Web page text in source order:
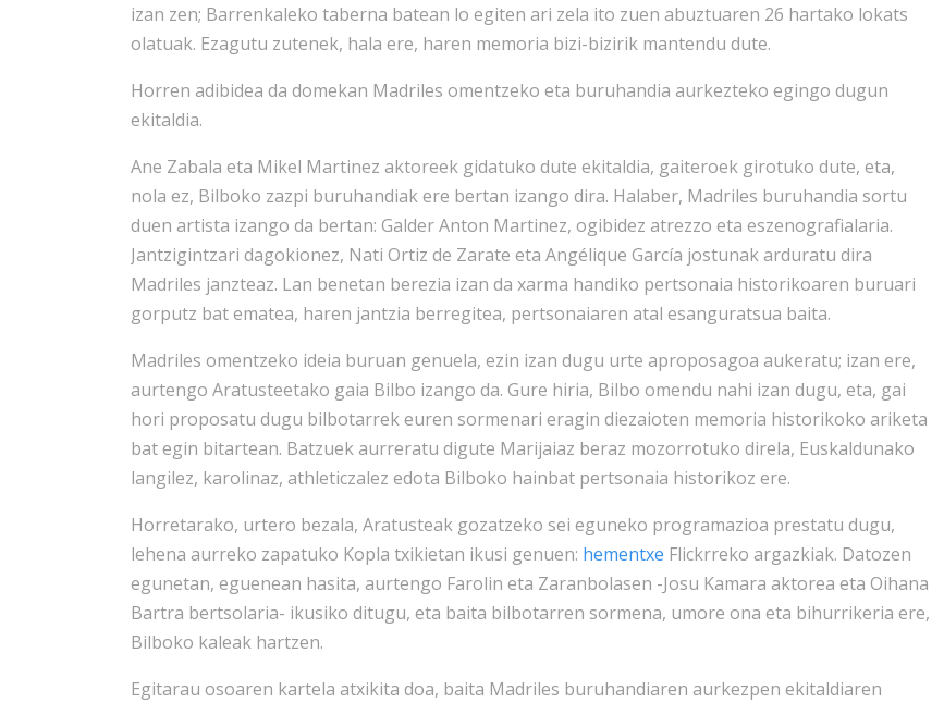
izan zen; Barrenkaleko taberna batean lo egiten ari zela ito zuen abuztuaren 26 hartako lokats
olatuak. Ezagutu zutenek, hala ere, haren memoria bizi-bizirik mantendu dute.
Horren adibidea da domekan Madriles omentzeko eta buruhandia aurkezteko egingo dugun
ekitaldia.
Ane Zabala eta Mikel Martinez aktoreek gidatuko dute ekitaldia, gaiteroek girotuko dute, eta,
nola ez, Bilboko zazpi buruhandiak ere bertan izango dira. Halaber, Madriles buruhandia sortu
duen artista izango da bertan: Galder Anton Martinez, ogibidez atrezzo eta eszenografialaria.
Jantzigintzari dagokionez, Nati Ortiz de Zarate eta Angélique García jostunak arduratu dira
Madriles janzteaz. Lan benetan berezia izan da xarma handiko pertsonaia historikoaren buruari
gorputz bat ematea, haren jantzia berregitea, pertsonaiaren atal esanguratsua baita.
Madriles omentzeko ideia buruan genuela, ezin izan dugu urte aproposagoa aukeratu; izan ere,
aurtengo Aratusteetako gaia Bilbo izango da. Gure hiria, Bilbo omendu nahi izan dugu, eta, gai
hori proposatu dugu bilbotarrek euren sormenari eragin diezaioten memoria historikoko ariketa
bat egin bitartean. Batzuek aurreratu digute Marijaiaz beraz mozorrotuko direla, Euskaldunako
langilez, karolinaz, athleticzalez edota Bilboko hainbat pertsonaia historikoz ere.
Horretarako, urtero bezala, Aratusteak gozatzeko sei eguneko programazioa prestatu dugu,
lehena aurreko zapatuko Kopla txikietan ikusi genuen: hementxe Flickrreko argazkiak. Datozen
egunetan, eguenean hasita, aurtengo Farolin eta Zaranbolasen -Josu Kamara aktorea eta Oihana
Bartra bertsolaria- ikusiko ditugu, eta baita bilbotarren sormena, umore ona eta bihurrikeria ere,
Bilboko kaleak hartzen.
Egitarau osoaren kartela atxikita doa, baita Madriles buruhandiaren aurkezpen ekitaldiaren